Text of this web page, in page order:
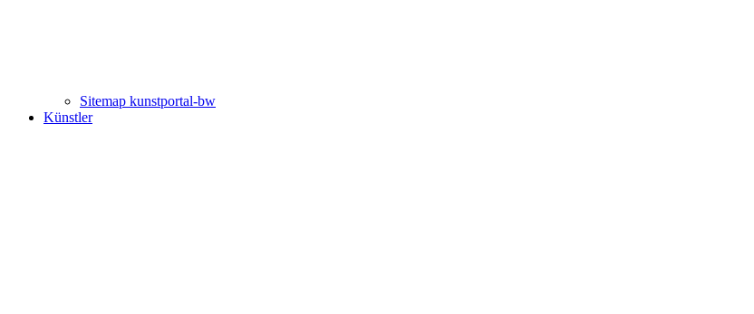
Sitemap kunstportal-bw
Künstler